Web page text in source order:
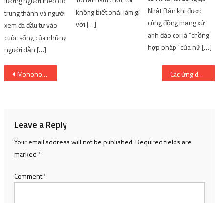
trung thành và người
xem đã đầu tư vào
cuộc sống của những
người dẫn […]
không biết phải làm gì
với […]
Nhật Bản khi được
cộng đồng mạng xứ
anh đào coi là “chồng
hợp pháp” của nữ […]
Post
Mononogatari Tập 6-9 Các ứng dụng công nghiệp năm 2023 hiện có sẵn!
Leave a Reply
Your email address will not be published.Required fields are
marked *
Comment*